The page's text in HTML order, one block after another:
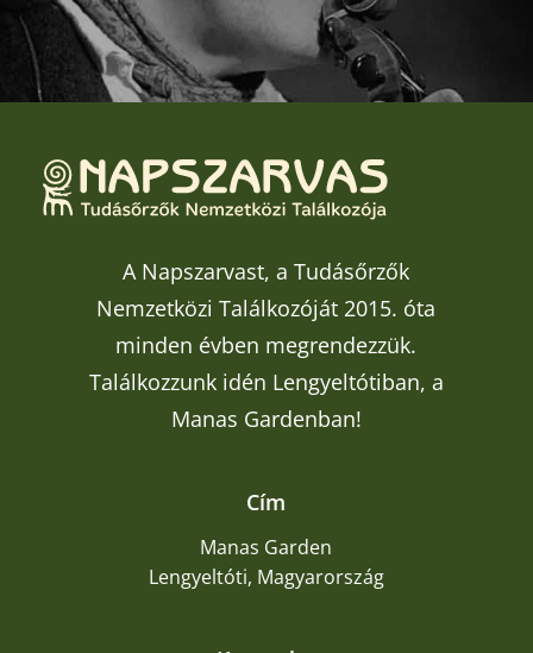
A Napszarvast, a Tudásőrzők
Nemzetközi Találkozóját 2015. óta
minden évben megrendezzük.
Találkozzunk idén Lengyeltótiban, a
Manas Gardenban!
Cím
Manas Garden
Lengyeltóti, Magyarország